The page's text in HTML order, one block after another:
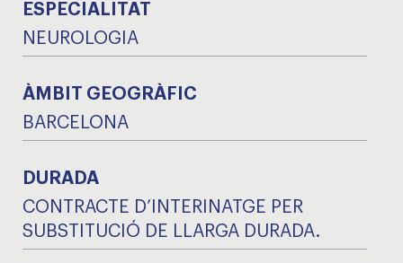
ESPECIALITAT
NEUROLOGIA
ÀMBIT GEOGRÀFIC
BARCELONA
DURADA
CONTRACTE D’INTERINATGE PER
SUBSTITUCIÓ DE LLARGA DURADA.